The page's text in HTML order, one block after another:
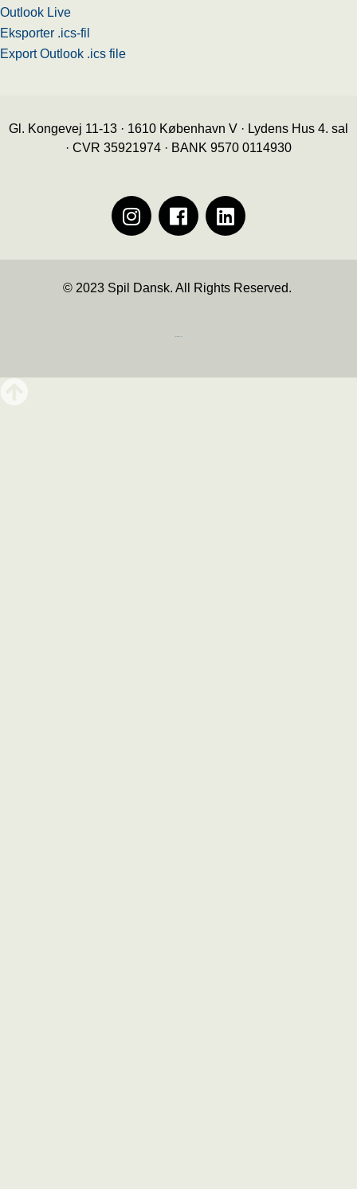
Outlook Live
Eksporter .ics-fil
Export Outlook .ics file
Gl. Kongevej 11-13 · 1610 København V · Lydens Hus 4. sal
· CVR 35921974 · BANK 9570 0114930
© 2023 Spil Dansk. All Rights Reserved.